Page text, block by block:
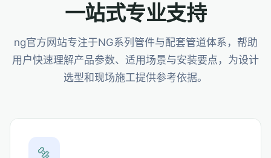
一站式专业支持
ng官方网站专注于NG系列管件与配套管道体系，帮助
用户快速理解产品参数、适用场景与安装要点，为设计
选型和现场施工提供参考依据。
🔩